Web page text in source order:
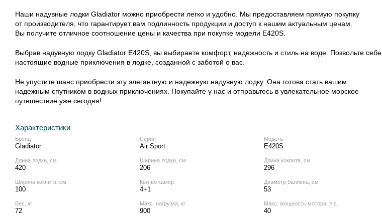
Наши надувные лодки Gladiator можно приобрести легко и удобно. Мы предоставляем прямую покупку
от производителя, что гарантирует вам подлинность продукции и доступ к нашим актуальным ценам.
Вы получите отличное соотношение цены и качества при покупке модели E420S.
Выбрав надувную лодку Gladiator E420S, вы выбираете комфорт, надежность и стиль на воде. Позвольте себе
настоящие водные приключения в лодке, созданной с заботой о вас.
Не упустите шанс приобрести эту элегантную и надежную надувную лодку. Она готова стать вашим
надежным спутником в водных приключениях. Покупайте у нас и отправьтесь в увлекательное морское
путешествие уже сегодня!
Характеристики
Бренд
Gladiator
Серия
Air Sport
Модель
E420S
Длина лодки, см
420
Ширина лодки, см
206
Длина кокпита, см
296
Ширина кокпита, см
100
Кол‑во камер
4+1
Диаметр баллона, см
53
Вес, кг
72
Макс. нагрузка, кг
900
Макс. мощность мотора, л.с.
40